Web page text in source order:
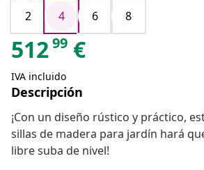
2
4 6 8
51299 €
IVA incluido
Descripción
¡Con un diseño rústico y práctico,
sillas de madera para jardín hará
libre suba de nivel!